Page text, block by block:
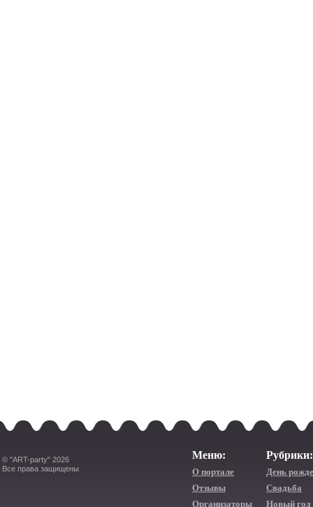
© "ART-party" 2026
Все права защищены
Меню:
О портале
Отзывы
Организаторы
Рубрики:
День
Свадьба
Новый год